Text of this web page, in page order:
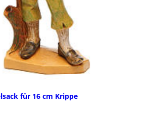
für 16 cm Krippe